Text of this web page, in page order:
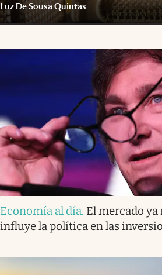
Luz De Sousa Quintas
Economía al día. El mercado ya
influye la política en las